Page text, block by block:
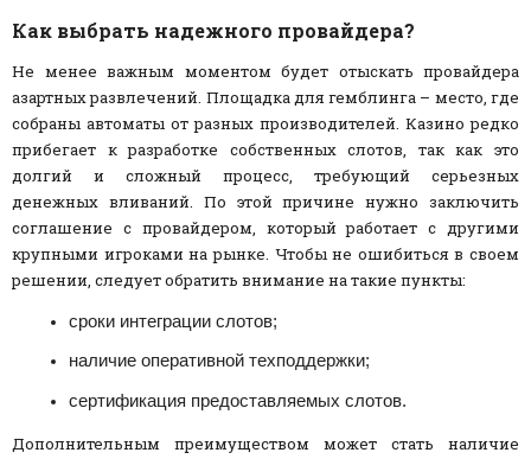
Как выбрать надежного провайдера?
Не менее важным моментом будет отыскать провайдера
азартных развлечений. Площадка для гемблинга – место, где
собраны автоматы от разных производителей. Казино редко
прибегает к разработке собственных слотов, так как это
долгий и сложный процесс, требующий серьезных
денежных вливаний. По этой причине нужно заключить
соглашение с провайдером, который работает с другими
крупными игроками на рынке. Чтобы не ошибиться в своем
решении, следует обратить внимание на такие пункты:
сроки интеграции слотов;
наличие оперативной техподдержки;
сертификация предоставляемых слотов.
Дополнительным преимуществом может стать наличие